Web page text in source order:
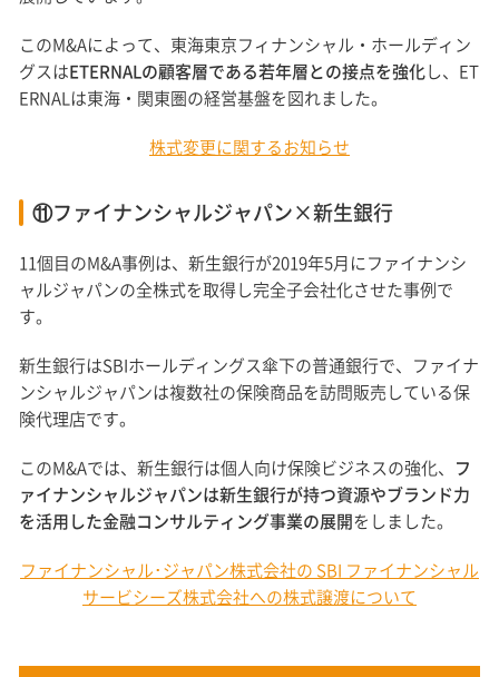
このM&Aによって、東海東京フィナンシャル・ホールディン
グスはETERNALの顧客層である若年層との接点を強化し、ET
ERNALは東海・関東圏の経営基盤を図れました。
株式変更に関するお知らせ
⑪ファイナンシャルジャパン×新生銀行
11個目のM&A事例は、新生銀行が2019年5月にファイナンシ
ャルジャパンの全株式を取得し完全子会社化させた事例で
す。
新生銀行はSBIホールディングス傘下の普通銀行で、ファイナ
ンシャルジャパンは複数社の保険商品を訪問販売している保
険代理店です。
このM&Aでは、新生銀行は個人向け保険ビジネスの強化、 フ
ァイナンシャルジャパンは新生銀行が持つ資源やブランド力
を活用した金融コンサルティング事業の展開をしました。
ファイナンシャル･ジャパン株式会社の SBI ファイナンシャル
サービシーズ株式会社への株式譲渡について